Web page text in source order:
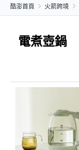
酷澎首頁 火箭跨境
電煮壺鍋